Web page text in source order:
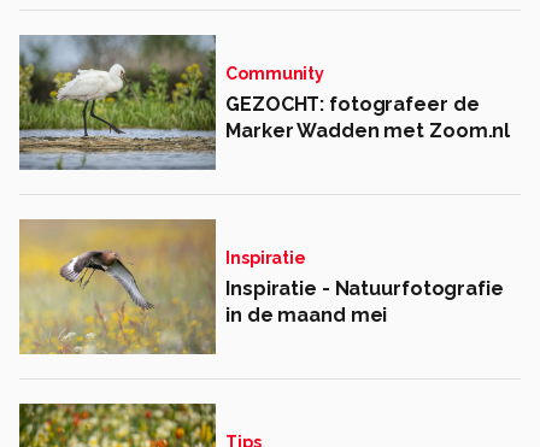
Community
GEZOCHT: fotografeer de
Marker Wadden met Zoom.nl
Inspiratie
Inspiratie - Natuurfotografie
in de maand mei
Tips